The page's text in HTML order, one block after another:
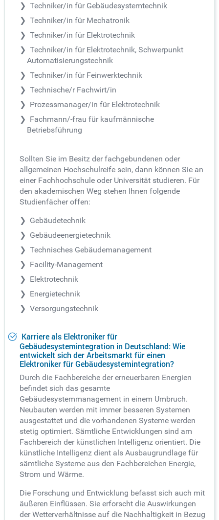
Techniker/in für Gebäudesystemtechnik
Techniker/in für Mechatronik
Techniker/in für Elektrotechnik
Techniker/in für Elektrotechnik, Schwerpunkt
Automatisierungstechnik
Techniker/in für Feinwerktechnik
Technische/r Fachwirt/in
Prozessmanager/in für Elektrotechnik
Fachmann/-frau für kaufmännische
Betriebsführung
Sollten Sie im Besitz der fachgebundenen oder
allgemeinen Hochschulreife sein, dann können Sie an
einer Fachhochschule oder Universität studieren. Für
den akademischen Weg stehen Ihnen folgende
Studienfächer offen:
Gebäudetechnik
Gebäudeenergietechnik
Technisches Gebäudemanagement
Facility-Management
Elektrotechnik
Energietechnik
Versorgungstechnik
Karriere als Elektroniker für
Gebäudesystemintegration in Deutschland: Wie
entwickelt sich der Arbeitsmarkt für einen
Elektroniker für Gebäudesystemintegration?
Durch die Fachbereiche der erneuerbaren Energien
befindet sich das gesamte
Gebäudesystemmanagement in einem Umbruch.
Neubauten werden mit immer besseren Systemen
ausgestattet und die vorhandenen Systeme werden
stetig optimiert. Sämtliche Entwicklungen sind am
Fachbereich der künstlichen Intelligenz orientiert. Die
künstliche Intelligenz dient als Ausbaugrundlage für
sämtliche Systeme aus den Fachbereichen Energie,
Strom und Wärme.
Die Forschung und Entwicklung befasst sich auch mit
äußeren Einflüssen. Sie erforscht die Auswirkungen
der Wetterverhältnisse auf die Nachhaltigkeit in Bezug